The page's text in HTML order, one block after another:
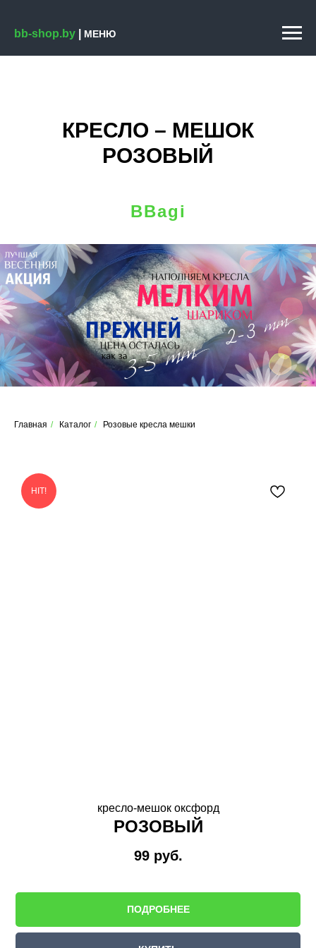
bb-shop.by МЕНЮ
КРЕСЛО – МЕШОК
РОЗОВЫЙ
BBagi
Главная / Каталог / Розовые кресла мешки
HIT!
кресло-мешок оксфорд
РОЗОВЫЙ
99 руб.
ПОДРОБНЕЕ